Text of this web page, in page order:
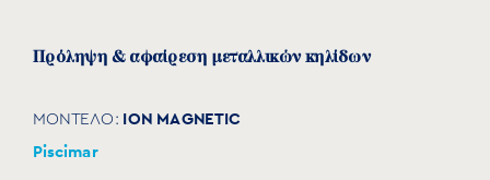
Πρόληψη & αφαίρεση μεταλλικών κηλίδων
ΜΟΝΤΕΛΟ: ION MAGNETIC
Piscimar